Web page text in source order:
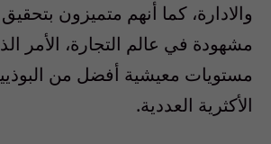
والادارة، كما أنهم متميزون
مشهودة في عالم التجارة، الأمر
مستويات معيشية أفضل من
الأكثرية العددية.